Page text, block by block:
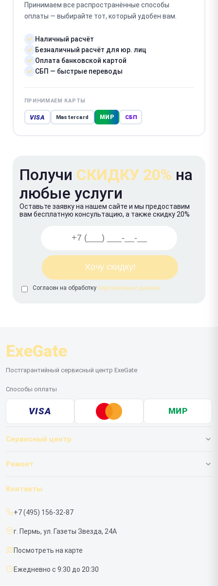
Принимаем все распространённые способы
оплаты — выбирайте тот, который удобен вам.
Наличный расчёт
Безналичный расчёт для юр. лиц
Оплата банковской картой
СБП — быстрые переводы
ПРИНИМАЕМ КАРТЫ
VISA Mastercard МИР СБП
Получи СКИДКУ 20% на
любые услуги
Оставьте заявку на нашем сайте и мы предоставим
вам бесплатную консультацию, а также скидку 20%
Согласен на обработку персональных данных
ExeGate
Постгарантийный сервисный центр ExeGate
Способы оплаты
VISA МИР
Сервисный центр
О нашем сервисе
Срочный ремонт
Доставка и способы оплаты
Диагностика
Контакты
Ремонт
ИБП
Контакты
+7 (495) 156-32-87
г. Пермь, ул. Газеты Звезда, 24А
Посмотреть на карте
Ежедневно с 9:30 до 20:30